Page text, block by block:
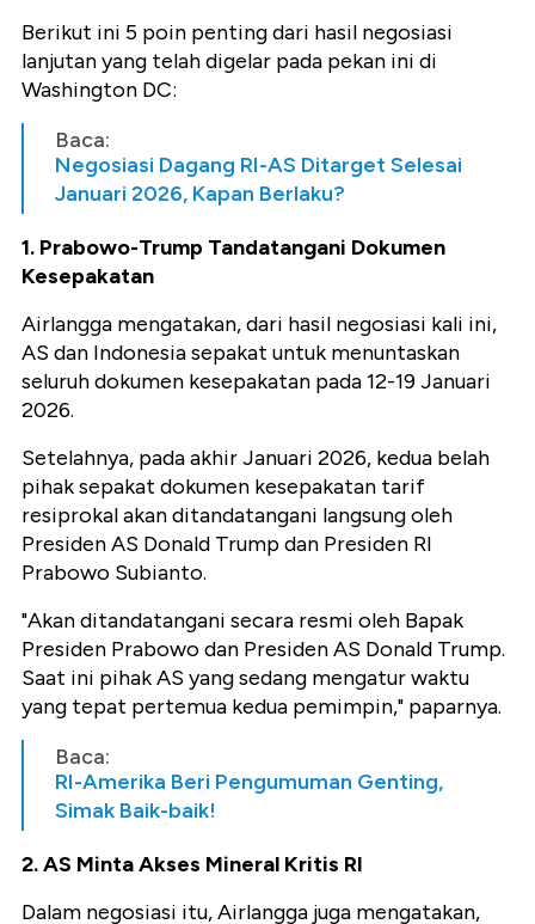
Berikut ini 5 poin penting dari hasil negosiasi
lanjutan yang telah digelar pada pekan ini di
Washington DC:
Baca:
Negosiasi Dagang RI-AS Ditarget Selesai
Januari 2026, Kapan Berlaku?
1. Prabowo-Trump Tandatangani Dokumen
Kesepakatan
Airlangga mengatakan, dari hasil negosiasi kali ini,
AS dan Indonesia sepakat untuk menuntaskan
seluruh dokumen kesepakatan pada 12-19 Januari
2026.
Setelahnya, pada akhir Januari 2026, kedua belah
pihak sepakat dokumen kesepakatan tarif
resiprokal akan ditandatangani langsung oleh
Presiden AS Donald Trump dan Presiden RI
Prabowo Subianto.
"Akan ditandatangani secara resmi oleh Bapak
Presiden Prabowo dan Presiden AS Donald Trump.
Saat ini pihak AS yang sedang mengatur waktu
yang tepat pertemua kedua pemimpin," paparnya.
Baca:
RI-Amerika Beri Pengumuman Genting,
Simak Baik-baik!
2. AS Minta Akses Mineral Kritis RI
Dalam negosiasi itu, Airlangga juga mengatakan,